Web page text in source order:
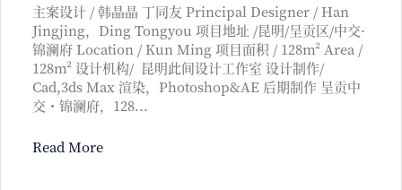
主案设计 / 韩晶晶 丁同友 Principal Designer / Han
Jingjing，Ding Tongyou 项目地址 /昆明/呈贡区/中交·
锦澜府 Location / Kun Ming 项目面积 / 128m² Area /
128m² 设计机构/ 昆明此间设计工作室 设计制作/
Cad,3ds Max 渲染，Photoshop&AE 后期制作 呈贡中
交・锦澜府，128...
Read More